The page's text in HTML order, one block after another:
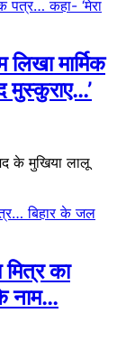
मार्मिक
मुस्कुराए…’
के मुखिया लालू
मित्र का
नाम…